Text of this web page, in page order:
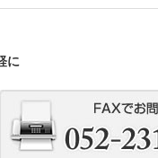
に